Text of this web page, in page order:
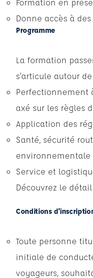
Formation en
Donne accès à
Programme
La formation
s'articule autour
Perfectionnement
axé sur les règles
Application des
Santé, sécurité
environnementale
Service et
Découvrez le
Conditions
Toute personne
initiale de
voyageurs,